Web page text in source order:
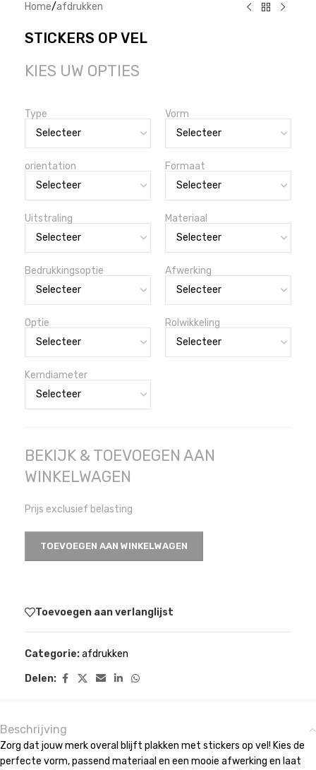
Home/afdrukken
STICKERS OP VEL
KIES UW OPTIES
Type Vorm
orientation Formaat
Uitstraling Materiaal
Bedrukkingsoptie Afwerking
Optie Rolwikkeling
Kerndiameter
BEKIJK & TOEVOEGEN AAN
WINKELWAGEN
Prijs exclusief belasting
TOEVOEGEN AAN WINKELWAGEN
Toevoegen aan verlanglijst
Categorie:afdrukken
Delen:
Beschrijving
Zorg dat jouw merk overal blijft plakken met stickers op vel! Kies de
perfecte vorm, passend materiaal en een mooie afwerking en laat